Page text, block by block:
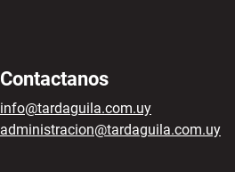
Contactanos
info@tardaguila.com.uy
administracion@tardaguila.com.uy